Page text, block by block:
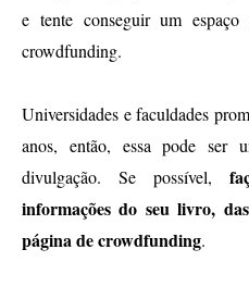
e tente conseguir um
crowdfunding.
Universidades e faculdades
anos, então, essa pode ser
divulgação. Se possível,
informações do seu livro,
página de crowdfunding.